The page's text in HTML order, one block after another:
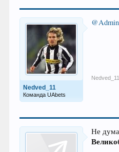
Nedved_11
Команда UAbets
Nedved_11
Не